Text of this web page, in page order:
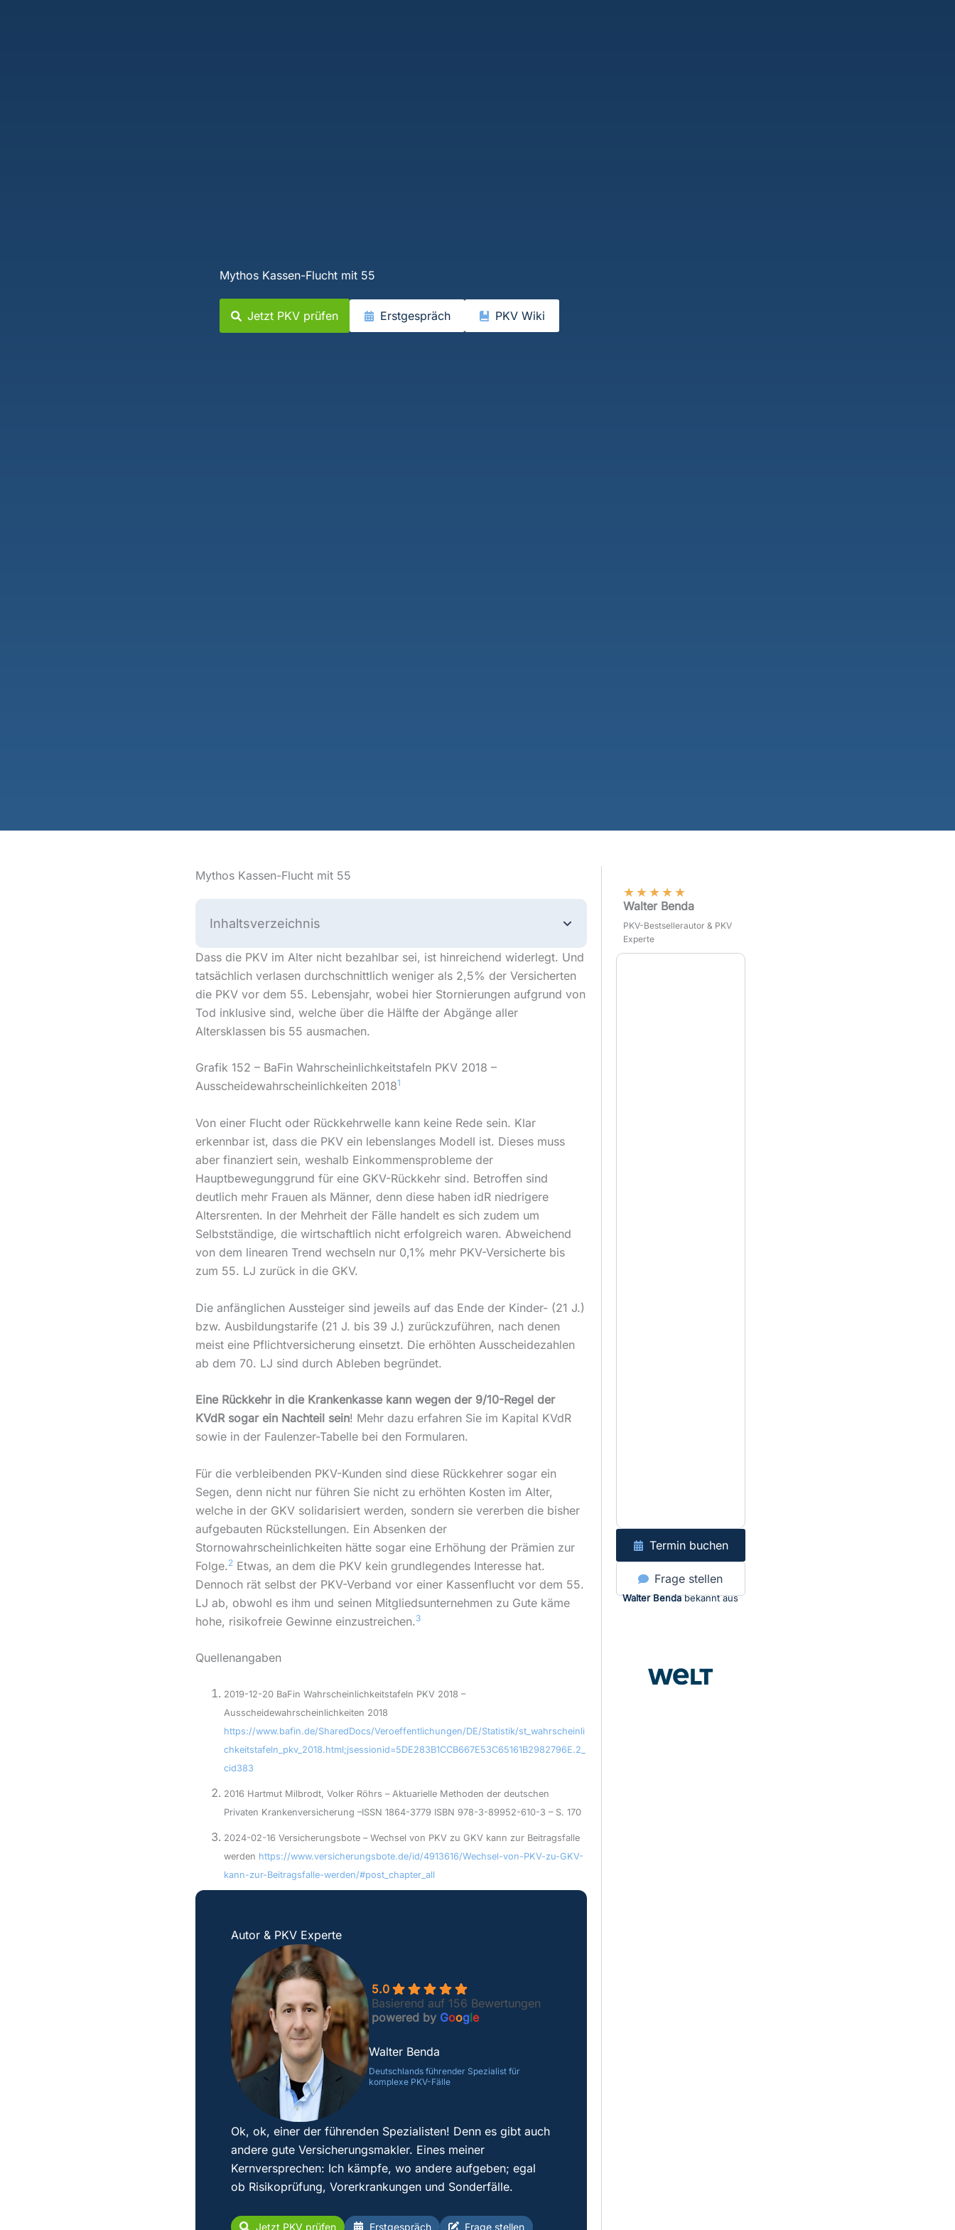
Mythos Kassen-Flucht mit 55
Jetzt PKV prüfen Erstgespräch PKV Wiki
Mythos Kassen-Flucht mit 55
Inhaltsverzeichnis
Dass die PKV im Alter nicht bezahlbar sei, ist hinreichend widerlegt. Und
tatsächlich verlasen durchschnittlich weniger als 2,5% der Versicherten
die PKV vor dem 55. Lebensjahr, wobei hier Stornierungen aufgrund von
Tod inklusive sind, welche über die Hälfte der Abgänge aller
Altersklassen bis 55 ausmachen.
Grafik 152 – BaFin Wahrscheinlichkeitstafeln PKV 2018 –
Ausscheidewahrscheinlichkeiten 20181
Von einer Flucht oder Rückkehrwelle kann keine Rede sein. Klar
erkennbar ist, dass die PKV ein lebenslanges Modell ist. Dieses muss
aber finanziert sein, weshalb Einkommensprobleme der
Hauptbewegunggrund für eine GKV-Rückkehr sind. Betroffen sind
deutlich mehr Frauen als Männer, denn diese haben idR niedrigere
Altersrenten. In der Mehrheit der Fälle handelt es sich zudem um
Selbstständige, die wirtschaftlich nicht erfolgreich waren. Abweichend
von dem linearen Trend wechseln nur 0,1% mehr PKV-Versicherte bis
zum 55. LJ zurück in die GKV.
Die anfänglichen Aussteiger sind jeweils auf das Ende der Kinder- (21 J.)
bzw. Ausbildungstarife (21 J. bis 39 J.) zurückzuführen, nach denen
meist eine Pflichtversicherung einsetzt. Die erhöhten Ausscheidezahlen
ab dem 70. LJ sind durch Ableben begründet.
Eine Rückkehr in die Krankenkasse kann wegen der 9/10-Regel der
KVdR sogar ein Nachteil sein! Mehr dazu erfahren Sie im Kapital KVdR
sowie in der Faulenzer-Tabelle bei den Formularen.
Für die verbleibenden PKV-Kunden sind diese Rückkehrer sogar ein
Segen, denn nicht nur führen Sie nicht zu erhöhten Kosten im Alter,
welche in der GKV solidarisiert werden, sondern sie vererben die bisher
aufgebauten Rückstellungen. Ein Absenken der
Stornowahrscheinlichkeiten hätte sogar eine Erhöhung der Prämien zur
Folge. 2Etwas, an dem die PKV kein grundlegendes Interesse hat.
Dennoch rät selbst der PKV-Verband vor einer Kassenflucht vor dem 55.
LJ ab, obwohl es ihm und seinen Mitgliedsunternehmen zu Gute käme
hohe, risikofreie Gewinne einzustreichen. 3
Quellenangaben
2019-12-20 BaFin Wahrscheinlichkeitstafeln PKV 2018 –
Ausscheidewahrscheinlichkeiten 2018
https://www.bafin.de/SharedDocs/Veroeffentlichungen/DE/Statistik/st_wahrscheinli
chkeitstafeln_pkv_2018.html;jsessionid=5DE283B1CCB667E53C65161B2982796E.2_
cid383
2016 Hartmut Milbrodt, Volker Röhrs – Aktuarielle Methoden der deutschen
Privaten Krankenversicherung –ISSN 1864-3779 ISBN 978-3-89952-610-3 – S. 170
2024-02-16 Versicherungsbote – Wechsel von PKV zu GKV kann zur Beitragsfalle
werden https://www.versicherungsbote.de/id/4913616/Wechsel-von-PKV-zu-GKV-
kann-zur-Beitragsfalle-werden/#post_chapter_all
Autor & PKV Experte
5.0
Basierend auf 156 Bewertungen
powered by Google
Walter Benda
Deutschlands führender Spezialist für
komplexe PKV-Fälle
Ok, ok, einer der führenden Spezialisten! Denn es gibt auch
andere gute Versicherungsmakler. Eines meiner
Kernversprechen: Ich kämpfe, wo andere aufgeben; egal
ob Risikoprüfung, Vorerkrankungen und Sonderfälle.
Jetzt PKV prüfen Erstgespräch Frage stellen
★★★★★
Walter Benda
PKV-Bestsellerautor & PKV
Experte
Termin buchen
Frage stellen
Walter Bendabekannt aus